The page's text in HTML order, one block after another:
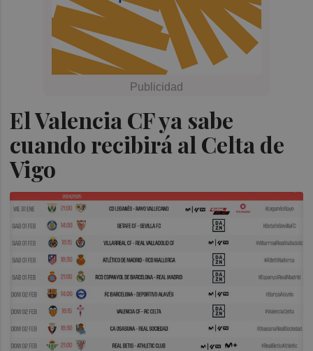
El Valencia CF ya sabe
cuando recibirá al Celta de
Vigo